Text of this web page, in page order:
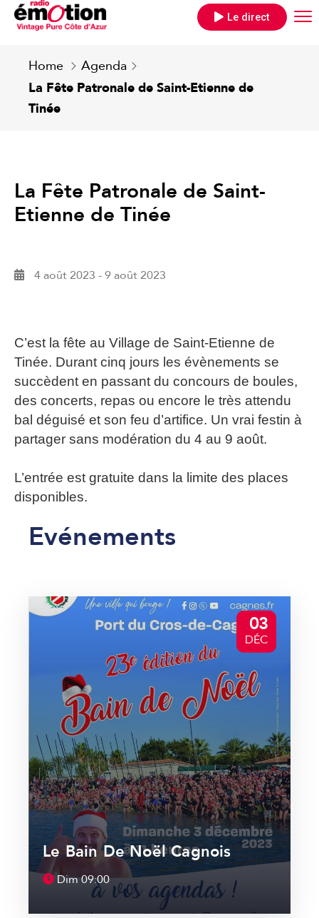
Le direct
Home
Agenda
La Fête Patronale de Saint-Etienne de
Tinée
La Fête Patronale de Saint-
Etienne de Tinée
4 août 2023 -9 août 2023
C’est la fête au Village de Saint-Etienne de
Tinée. Durant cinq jours les évènements se
succèdent en passant du concours de boules,
des concerts, repas ou encore le très attendu
bal déguisé et son feu d’artifice. Un vrai festin à
partager sans modération du 4 au 9 août.
L’entrée est gratuite dans la limite des places
disponibles.
Evénements
03
DÉC
Le Bain De Noël Cagnois
Dim09:00